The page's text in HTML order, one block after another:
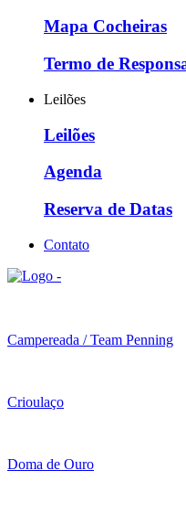
Mapa Cocheiras
Termo de
Leilões
Leilões
Agenda
Reserva de Datas
Contato
Campereada / Team Penning
Crioulaço
Doma de Ouro